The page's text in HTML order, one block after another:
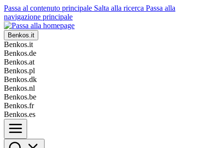
Passa al contenuto principale Salta alla ricerca Passa alla
navigazione principale
Benkos.it
Benkos.it
Benkos.de
Benkos.at
Benkos.pl
Benkos.dk
Benkos.nl
Benkos.be
Benkos.fr
Benkos.es